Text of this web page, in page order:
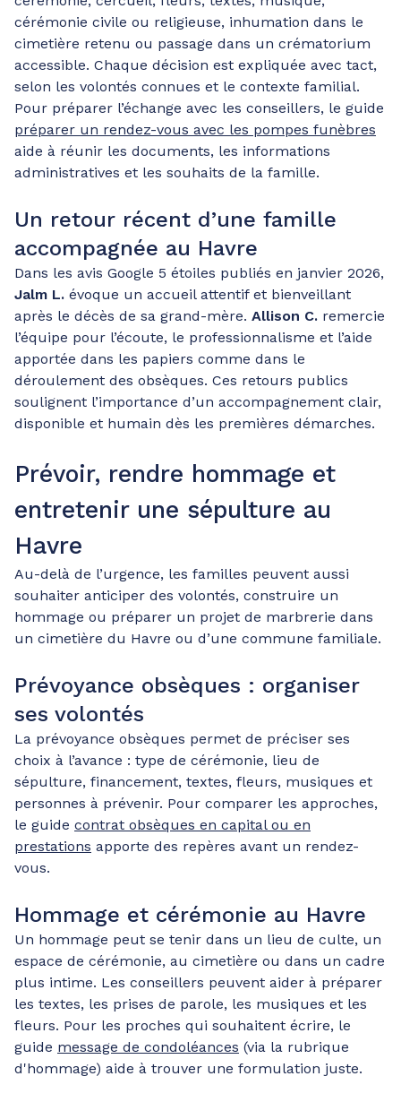
cérémonie civile ou religieuse, inhumation dans le
cimetière retenu ou passage dans un crématorium
accessible. Chaque décision est expliquée avec tact,
selon les volontés connues et le contexte familial.
Pour préparer l’échange avec les conseillers, le guide
préparer un rendez-vous avec les pompes funèbres
aide à réunir les documents, les informations
administratives et les souhaits de la famille.
Un retour récent d’une famille
accompagnée au Havre
Dans les avis Google 5 étoiles publiés en janvier 2026,
Jalm L. évoque un accueil attentif et bienveillant
après le décès de sa grand-mère. Allison C. remercie
l’équipe pour l’écoute, le professionnalisme et l’aide
apportée dans les papiers comme dans le
déroulement des obsèques. Ces retours publics
soulignent l’importance d’un accompagnement clair,
disponible et humain dès les premières démarches.
Prévoir, rendre hommage et
entretenir une sépulture au
Havre
Au-delà de l’urgence, les familles peuvent aussi
souhaiter anticiper des volontés, construire un
hommage ou préparer un projet de marbrerie dans
un cimetière du Havre ou d’une commune familiale.
Prévoyance obsèques : organiser
ses volontés
La prévoyance obsèques permet de préciser ses
choix à l’avance : type de cérémonie, lieu de
sépulture, financement, textes, fleurs, musiques et
personnes à prévenir. Pour comparer les approches,
le guide contrat obsèques en capital ou en
prestations apporte des repères avant un rendez-
vous.
Hommage et cérémonie au Havre
Un hommage peut se tenir dans un lieu de culte, un
espace de cérémonie, au cimetière ou dans un cadre
plus intime. Les conseillers peuvent aider à préparer
les textes, les prises de parole, les musiques et les
fleurs. Pour les proches qui souhaitent écrire, le
guide message de condoléances (via la rubrique
d'hommage) aide à trouver une formulation juste.